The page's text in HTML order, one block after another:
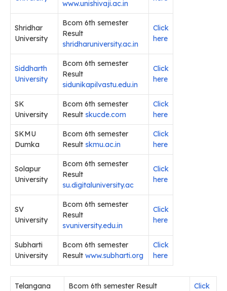
www.unishivaji.ac.in
Shridhar
University
Bcom 6th semester
Result
shridharuniversity.ac.in
Click
here
Siddharth
University
Bcom 6th semester
Result
sidunikapilvastu.edu.in
Click
here
SK
University
Bcom 6th semester
Result skucde.com
Click
here
SKMU
Dumka
Bcom 6th semester
Result skmu.ac.in
Click
here
Solapur
University
Bcom 6th semester
Result
su.digitaluniversity.ac
Click
here
SV
University
Bcom 6th semester
Result
svuniversity.edu.in
Click
here
Subharti
University
Bcom 6th semester
Result www.subharti.org
Click
here
Telangana
Bcom 6th semester Result
Click